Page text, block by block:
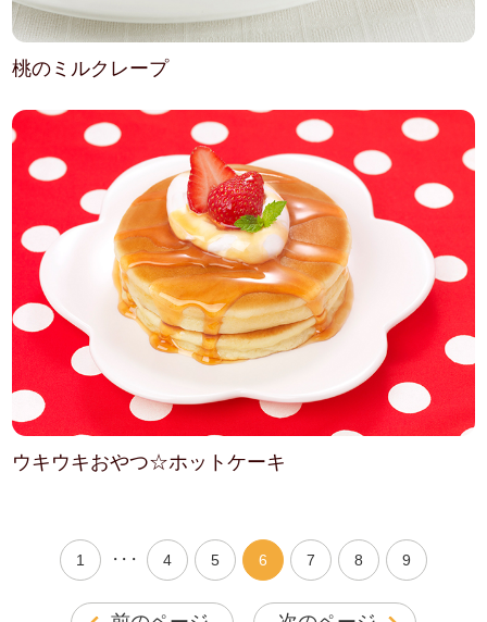
桃のミルクレープ
ウキウキおやつ☆ホットケーキ
1 ・・・ 4 5 6 7 8 9